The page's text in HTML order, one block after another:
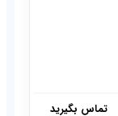
تماس بگیرید